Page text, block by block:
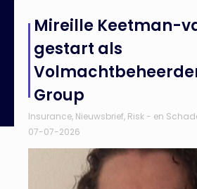
Volmachtbeheerder bij DUPI Group
Mireille Keetman-
gestart als
Group
Insurance, Nieuwsbrief, Risk - en
07-07-2026